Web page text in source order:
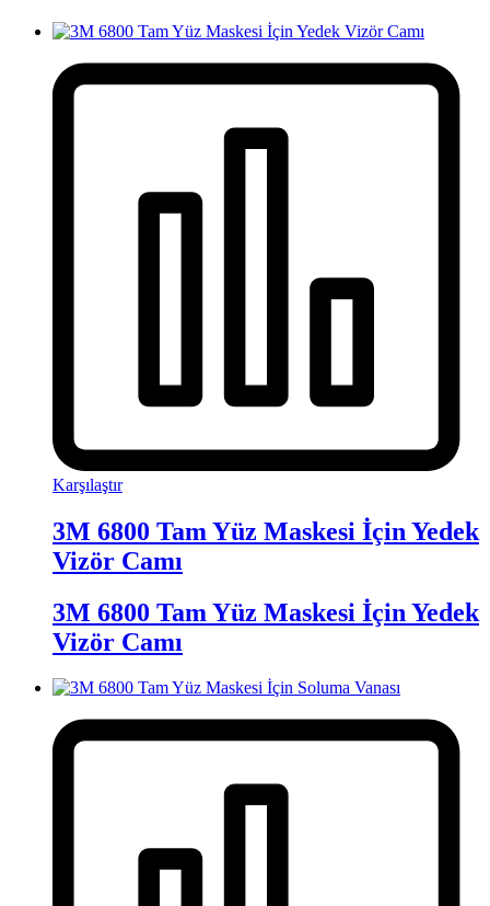
Karşılaştır
3M 6800 Tam Yüz Maskesi İçin Yedek
Vizör Camı
3M 6800 Tam Yüz Maskesi İçin Yedek
Vizör Camı